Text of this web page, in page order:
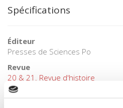
Spécifications
Éditeur
Presses de Sciences Po
Revue
20 & 21. Revue d'histoire
ISSN